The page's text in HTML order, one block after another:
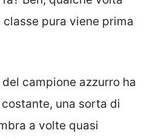
pura viene prima
campione azzurro ha
una sorta di
a volte quasi